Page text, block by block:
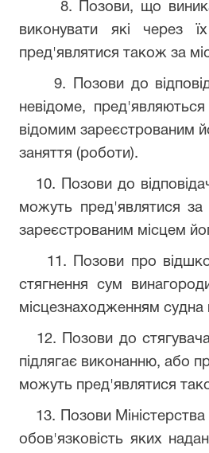
8. Позови, що
виконувати які через
пред'являтися також за
9. Позови до
невідоме,
відомим зареєстрованим
заняття (роботи).
10. Позови до
можуть пред'являтися
зареєстрованим місцем
11. Позови про
стягнення сум
місцезнаходженням судна
12. Позови до
підлягає виконанню, або
можуть пред'являтися
13. Позови Міністерства
обов'язковість яких